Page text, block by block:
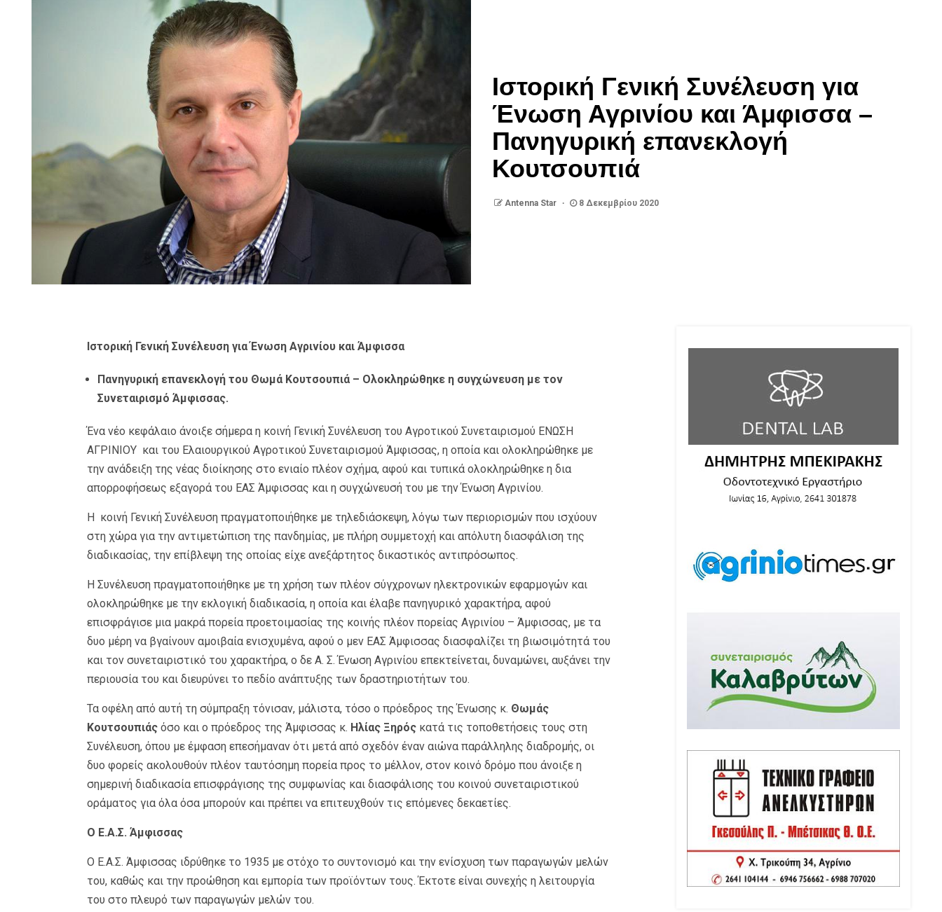
Ιστορική Γενική Συνέλευση για
Ένωση Αγρινίου και Άμφισσα –
Πανηγυρική επανεκλογή
Κουτσουπιά
Antenna Star 8 Δεκεμβρίου 2020
Ιστορική Γενική Συνέλευση για Ένωση Αγρινίου και Άμφισσα
Πανηγυρική επανεκλογή του Θωμά Κουτσουπιά – Ολοκληρώθηκε η συγχώνευση με τον
Συνεταιρισμό Άμφισσας.
Ένα νέο κεφάλαιο άνοιξε σήμερα η κοινή Γενική Συνέλευση του Αγροτικού Συνεταιρισμού ΕΝΩΣΗ
ΑΓΡΙΝΙΟΥ και του Ελαιουργικού Αγροτικού Συνεταιρισμού Άμφισσας, η οποία και ολοκληρώθηκε με
την ανάδειξη της νέας διοίκησης στο ενιαίο πλέον σχήμα, αφού και τυπικά ολοκληρώθηκε η δια
απορροφήσεως εξαγορά του ΕΑΣ Άμφισσας και η συγχώνευσή του με την Ένωση Αγρινίου.
Η κοινή Γενική Συνέλευση πραγματοποιήθηκε με τηλεδιάσκεψη, λόγω των περιορισμών που ισχύουν
στη χώρα για την αντιμετώπιση της πανδημίας, με πλήρη συμμετοχή και απόλυτη διασφάλιση της
διαδικασίας, την επίβλεψη της οποίας είχε ανεξάρτητος δικαστικός αντιπρόσωπος.
Η Συνέλευση πραγματοποιήθηκε με τη χρήση των πλέον σύγχρονων ηλεκτρονικών εφαρμογών και
ολοκληρώθηκε με την εκλογική διαδικασία, η οποία και έλαβε πανηγυρικό χαρακτήρα, αφού
επισφράγισε μια μακρά πορεία προετοιμασίας της κοινής πλέον πορείας Αγρινίου – Άμφισσας, με τα
δυο μέρη να βγαίνουν αμοιβαία ενισχυμένα, αφού ο μεν ΕΑΣ Άμφισσας διασφαλίζει τη βιωσιμότητά του
και τον συνεταιριστικό του χαρακτήρα, ο δε Α. Σ. Ένωση Αγρινίου επεκτείνεται, δυναμώνει, αυξάνει την
περιουσία του και διευρύνει το πεδίο ανάπτυξης των δραστηριοτήτων του.
Τα οφέλη από αυτή τη σύμπραξη τόνισαν, μάλιστα, τόσο ο πρόεδρος της Ένωσης κ. Θωμάς
Κουτσουπιάςόσο και ο πρόεδρος της Άμφισσας κ. Ηλίας Ξηρόςκατά τις τοποθετήσεις τους στη
Συνέλευση, όπου με έμφαση επεσήμαναν ότι μετά από σχεδόν έναν αιώνα παράλληλης διαδρομής, οι
δυο φορείς ακολουθούν πλέον ταυτόσημη πορεία προς το μέλλον, στον κοινό δρόμο που άνοιξε η
σημερινή διαδικασία επισφράγισης της συμφωνίας και διασφάλισης του κοινού συνεταιριστικού
οράματος για όλα όσα μπορούν και πρέπει να επιτευχθούν τις επόμενες δεκαετίες.
Ο Ε.Α.Σ. Άμφισσας
O Ε.Α.Σ. Άμφισσας ιδρύθηκε το 1935 με στόχο το συντονισμό και την ενίσχυση των παραγωγών μελών
του, καθώς και την προώθηση και εμπορία των προϊόντων τους. Έκτοτε είναι συνεχής η λειτουργία
του στο πλευρό των παραγωγών μελών του.